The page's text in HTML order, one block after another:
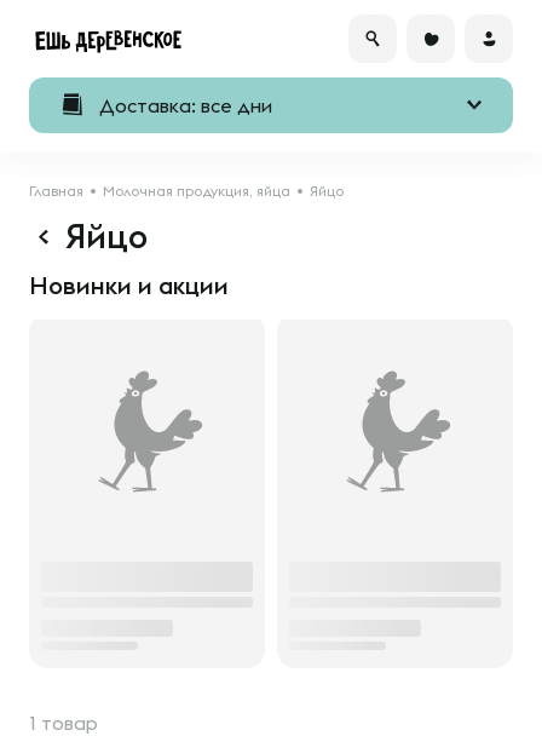
Доставка: все дни
Главная Молочная продукция, яйца Яйцо
Яйцо
Новинки и акции
1 товар